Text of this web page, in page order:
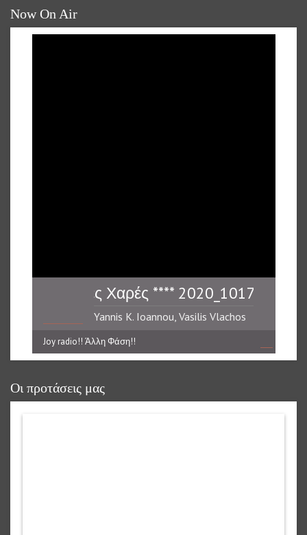
Now On Air
Οι Μικρές Χαρές **** 2020_1017 Οι
Yannis K. Ioannou, Vasilis Vlachos
Joy radio!! Άλλη Φάση!!
reading data...
Οι προτάσεις μας